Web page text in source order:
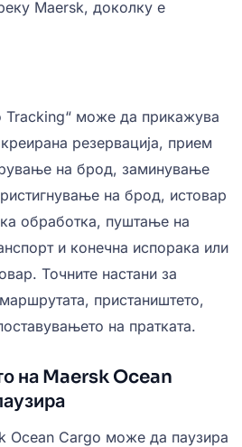
Maersk, доколку е
Tracking“ може да прикажува
резервација, прием
на брод, заминување
на брод, истовар
обработка, пуштање на
и конечна испорака или
Точните настани за
пристаништето,
на пратката.
на Maersk Ocean
Ocean Cargo може да паузира